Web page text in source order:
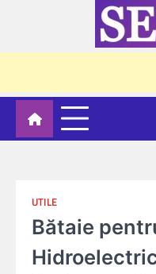
UTILE
Bătaie